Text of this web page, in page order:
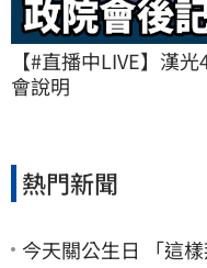
【#直播中LIVE】漢
會說明
熱門新聞
今天關公生日 「這